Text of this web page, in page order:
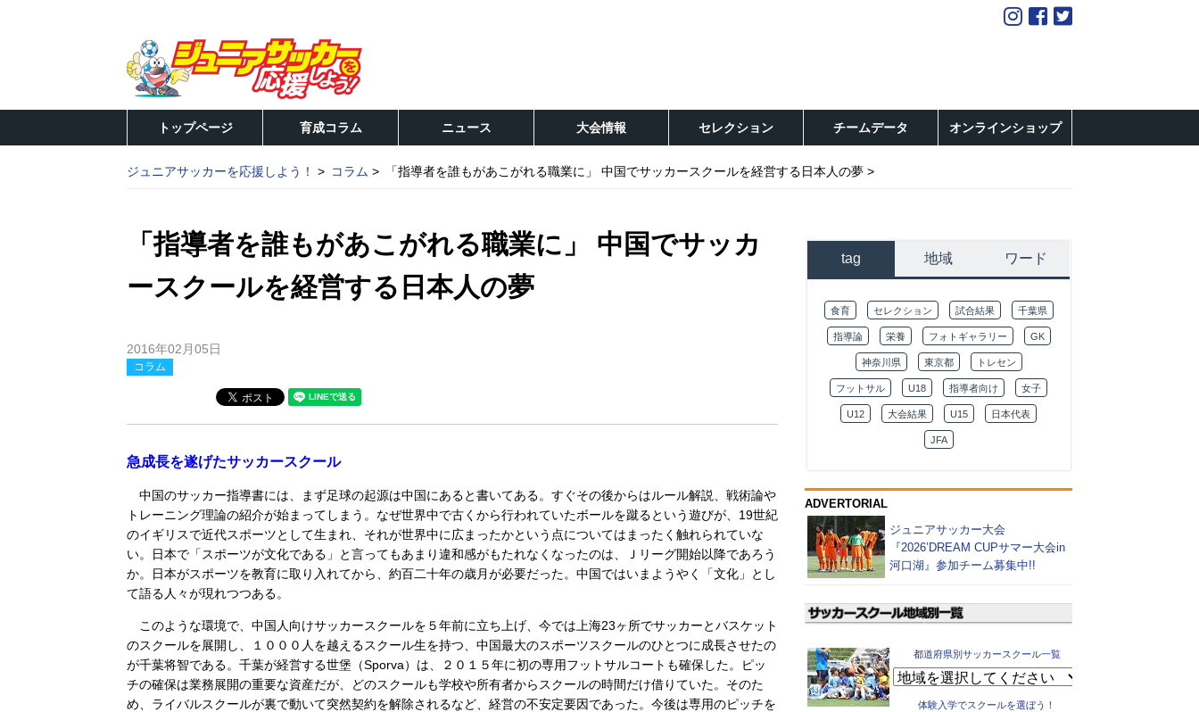
トップページ 育成コラム ニュース 大会情報 セレクション チームデータ オンラインショップ
ジュニアサッカーを応援しよう！ コラム 「指導者を誰もがあこがれる職業に」 中国でサッカースクールを経営する日本人の夢
「指導者を誰もがあこがれる職業に」 中国でサッカ
ースクールを経営する日本人の夢
2016年02月05日
コラム
急成長を遂げたサッカースクール
中国のサッカー指導書には、まず足球の起源は中国にあると書いてある。すぐその後からはルール解説、戦術論や
トレーニング理論の紹介が始まってしまう。なぜ世界中で古くから行われていたボールを蹴るという遊びが、19世紀
のイギリスで近代スポーツとして生まれ、それが世界中に広まったかという点についてはまったく触れられていな
い。日本で「スポーツが文化である」と言ってもあまり違和感がもたれなくなったのは、Ｊリーグ開始以降であろう
か。日本がスポーツを教育に取り入れてから、約百二十年の歳月が必要だった。中国ではいまようやく「文化」とし
て語る人々が現れつつある。
このような環境で、中国人向けサッカースクールを５年前に立ち上げ、今では上海23ヶ所でサッカーとバスケット
のスクールを展開し、１０００人を越えるスクール生を持つ、中国最大のスポーツスクールのひとつに成長させたの
が千葉将智である。千葉が経営する世堡（Sporva）は、２０１５年に初の専用フットサルコートも確保した。ピッ
チの確保は業務展開の重要な資産だが、どのスクールも学校や所有者からスクールの時間だけ借りていた。そのた
め、ライバルスクールが裏で動いて突然契約を解除されるなど、経営の不安定要因であった。今後は専用のピッチを
tag 地域 ワード
食育 セレクション 試合結果 千葉県
指導論 栄養 フォトギャラリー GK
神奈川県 東京都 トレセン
フットサル U18 指導者向け 女子
U12 大会結果 U15 日本代表
JFA
ADVERTORIAL
ジュニアサッカー大会
『2026’DREAM CUPサマー大会in
河口湖』参加チーム募集中!!
都道府県別サッカースクール一覧
体験入学でスクールを選ぼう！